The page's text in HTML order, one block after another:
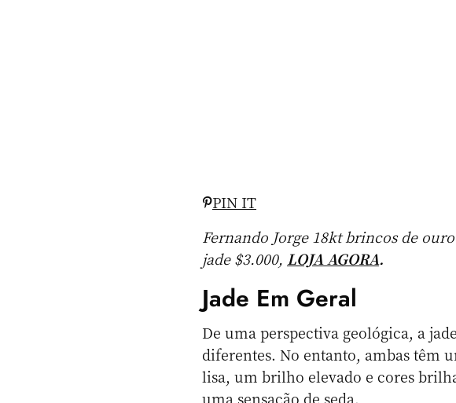
PIN IT
Fernando Jorge 18kt brincos de
jade $3.000, LOJA AGORA.
Jade Em Geral
De uma perspectiva geológica, a
diferentes. No entanto, ambas têm
lisa, um brilho elevado e cores
uma sensação de seda.